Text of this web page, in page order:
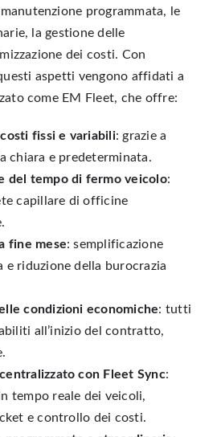
programmata, le
la gestione delle
dei costi. Con
aspetti vengono affidati a
come EM Fleet, che offre:
fissi e variabili: grazie a
chiara e predeterminata.
del tempo di fermo veicolo:
capillare di officine
fine mese: semplificazione
e riduzione della burocrazia
condizioni economiche: tutti
all’inizio del contratto,
con Fleet Sync:
tempo reale dei veicoli,
e controllo dei costi.